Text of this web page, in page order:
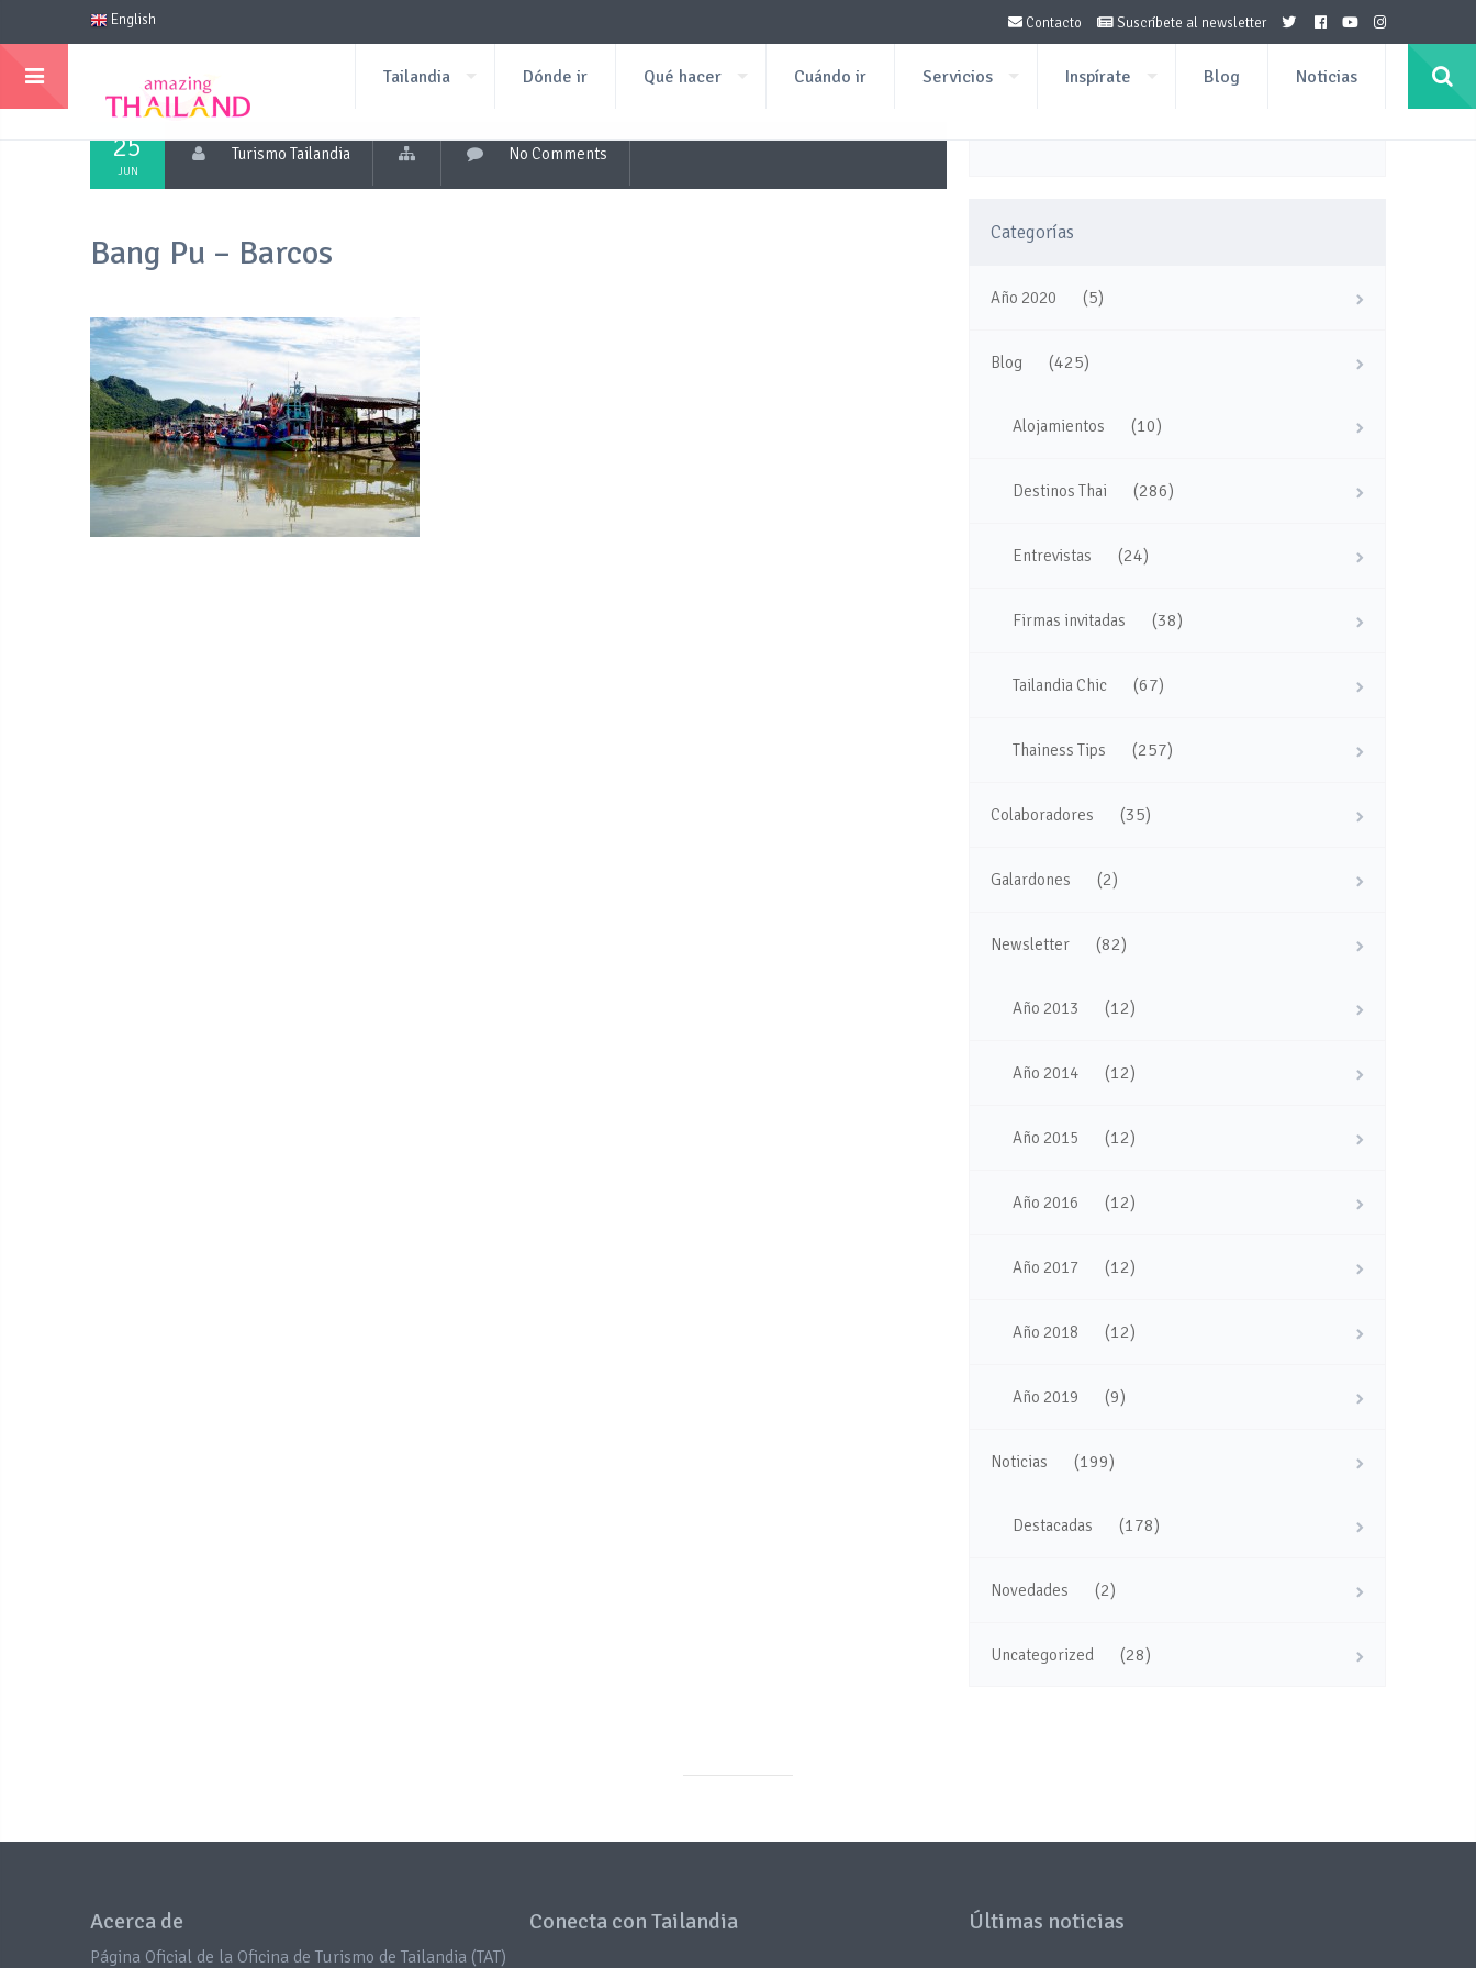
English Contacto Suscríbete al newsletter
Tailandia Dónde ir Qué hacer Cuándo ir Servicios Inspírate Blog Noticias
25
JUN
Turismo Tailandia No Comments
Bang Pu – Barcos
Categorías
Año 2020 (5)
Blog (425)
Alojamientos (10)
Destinos Thai (286)
Entrevistas (24)
Firmas invitadas (38)
Tailandia Chic (67)
Thainess Tips (257)
Colaboradores (35)
Galardones (2)
Newsletter (82)
Año 2013 (12)
Año 2014 (12)
Año 2015 (12)
Año 2016 (12)
Año 2017 (12)
Año 2018 (12)
Año 2019 (9)
Noticias (199)
Destacadas (178)
Novedades (2)
Uncategorized (28)
Acerca de
Página Oficial de la Oficina de Turismo de Tailandia (TAT)
Conecta con Tailandia Últimas noticias